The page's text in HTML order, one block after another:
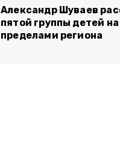
Александр Шуваев
пятой группы детей
пределами региона